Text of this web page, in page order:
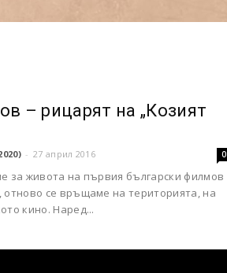
– рицарят на „Козият
- 27 април 2016 0
за живота на първия български филмов
отново се връщаме на територията, на
кино. Наред...